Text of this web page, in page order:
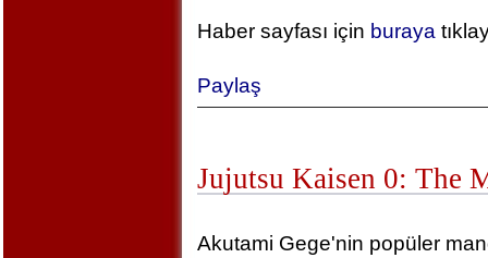
Haber sayfası için buraya
Paylaş
Jujutsu Kaisen 0: The
Akutami Gege'nin popüler